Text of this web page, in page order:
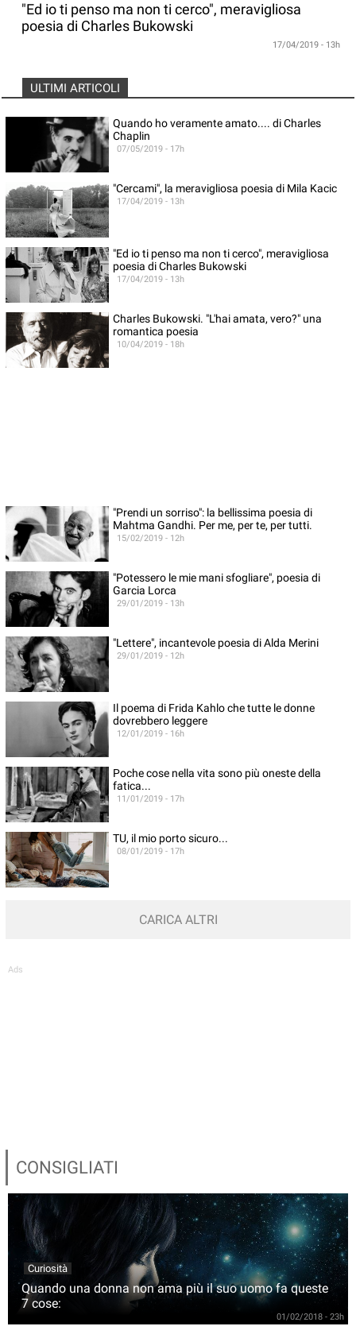
"Ed io ti penso ma non ti cerco", meravigliosa
poesia di Charles Bukowski
17/04/2019 - 13h
ULTIMI ARTICOLI
Quando ho veramente amato.... di Charles
Chaplin
07/05/2019 - 17h
"Cercami", la meravigliosa poesia di Mila Kacic
17/04/2019 - 13h
"Ed io ti penso ma non ti cerco", meravigliosa
poesia di Charles Bukowski
17/04/2019 - 13h
Charles Bukowski. "L'hai amata, vero?" una
romantica poesia
10/04/2019 - 18h
"Prendi un sorriso": la bellissima poesia di
Mahtma Gandhi. Per me, per te, per tutti.
15/02/2019 - 12h
"Potessero le mie mani sfogliare", poesia di
Garcia Lorca
29/01/2019 - 13h
"Lettere", incantevole poesia di Alda Merini
29/01/2019 - 12h
Il poema di Frida Kahlo che tutte le donne
dovrebbero leggere
12/01/2019 - 16h
Poche cose nella vita sono più oneste della
fatica...
11/01/2019 - 17h
TU, il mio porto sicuro...
08/01/2019 - 17h
CARICA ALTRI
Ads
CONSIGLIATI
Curiosità
Quando una donna non ama più il suo uomo fa queste
7 cose:
01/02/2018 - 23h